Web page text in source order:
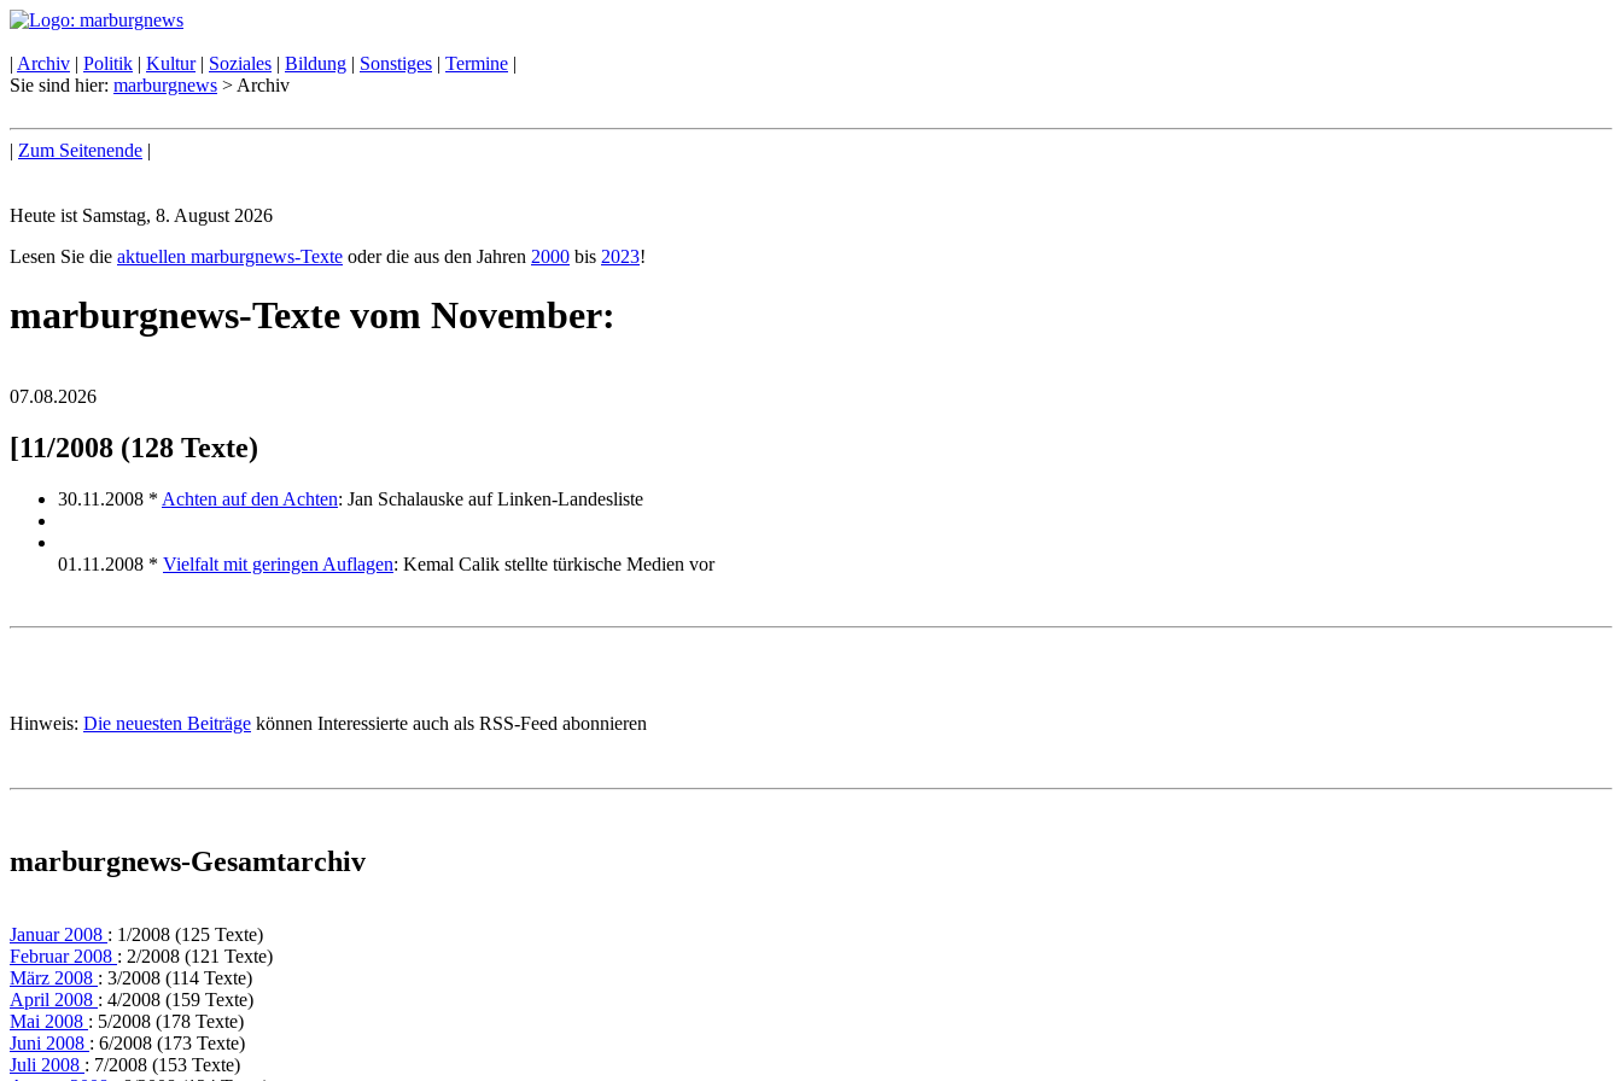
| Archiv | Politik | Kultur| Soziales | Bildung | Sonstiges | Termine |
Sie sind hier: marburgnews > Archiv
| Zum Seitenende |
Heute ist Samstag, 8. August 2026
Lesen Sie die aktuellen marburgnews-Texte oder die aus den Jahren 2000 bis 2023!
marburgnews-Texte vom November:
07.08.2026
[11/2008 (128 Texte)
30.11.2008 * Achten auf den Achten: Jan Schalauske auf Linken-Landesliste
01.11.2008 * Vielfalt mit geringen Auflagen: Kemal Calik stellte türkische Medien vor
Hinweis: Die neuesten Beiträge können Interessierte auch als RSS-Feed abonnieren
marburgnews-Gesamtarchiv
Januar 2008 : 1/2008 (125 Texte)
Februar 2008 : 2/2008 (121 Texte)
März 2008 : 3/2008 (114 Texte)
April 2008 : 4/2008 (159 Texte)
Mai 2008 : 5/2008 (178 Texte)
Juni 2008 : 6/2008 (173 Texte)
Juli 2008 : 7/2008 (153 Texte)